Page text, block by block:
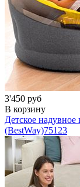
3'450 руб
В корзину
Детское
(BestWay)75123